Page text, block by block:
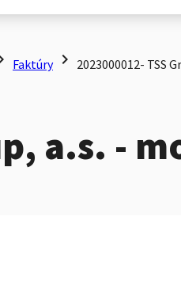
Faktúry chevron_right 2023000012- TSS
a.s. -